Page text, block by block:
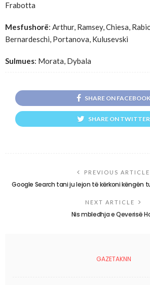
Frabotta
Mesfushorë: Arthur, Ramsey, Chiesa,
Bernardeschi, Portanova, Kulusevski
Sulmues: Morata, Dybala
SHARE ON FACEBOOK
SHARE ON TWITTER
PREVIOUS ARTICLE
Google Search tani ju lejon të kërkoni këngën
NEXT ARTICLE
Nis mbledhja e Qeverisë
GAZETAKNN